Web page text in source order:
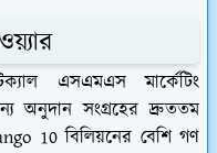
এসএমএস মার্কেটিং
অনুদান সংগ্রহের দ্রুততম
10 বিলিয়নের বেশি গণ